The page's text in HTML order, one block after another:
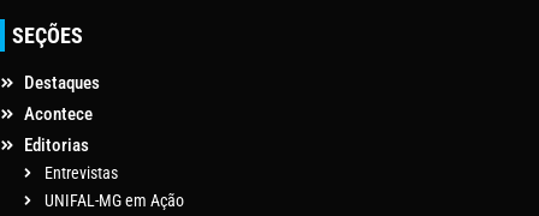
SEÇÕES
Destaques
Acontece
Editorias
Entrevistas
UNIFAL-MG em Ação